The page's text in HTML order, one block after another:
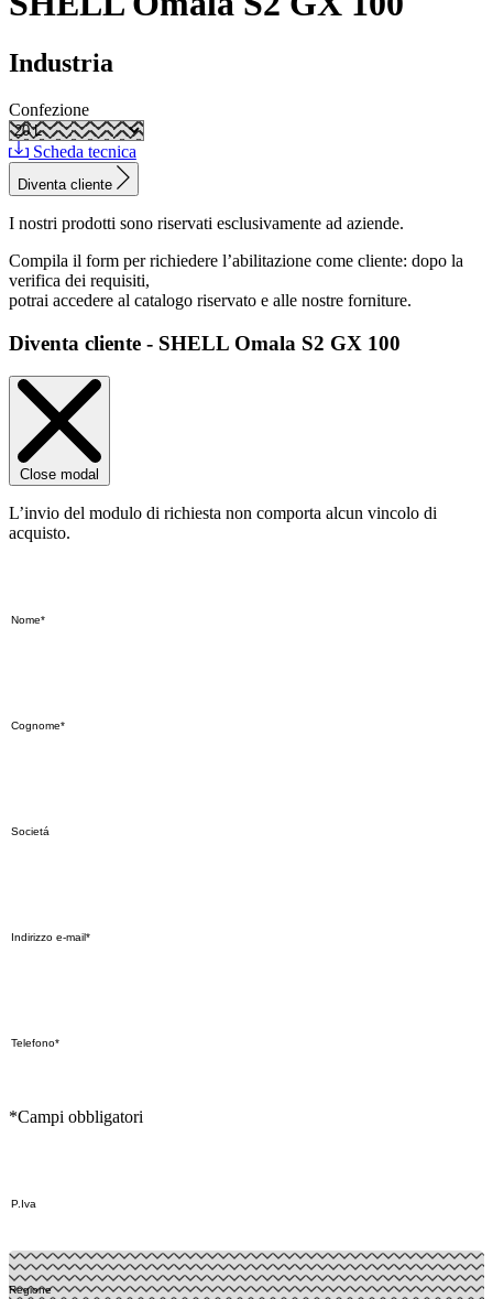
Industria
Confezione
Scheda tecnica
Diventa cliente
I nostri prodotti sono riservati esclusivamente ad aziende.
Compila il form per richiedere l’abilitazione come cliente: dopo la
verifica dei requisiti,
potrai accedere al catalogo riservato e alle nostre forniture.
Diventa cliente - SHELL Omala S2 GX 100
Close modal
L’invio del modulo di richiesta non comporta alcun vincolo di
acquisto.
*Campi obbligatori